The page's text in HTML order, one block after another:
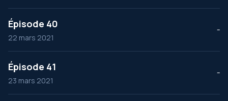
Épisode 40
22 mars 2021
--
Épisode 41
23 mars 2021
--